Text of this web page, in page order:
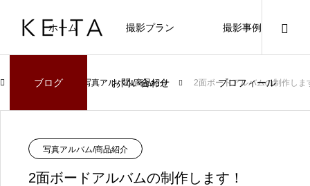
ホーム 撮影プラン 撮影事例
ブログ お問い合わせ プロフィール
ブログ 写真アルバム/商品紹介 2面ボードアルバムの制作しま
写真アルバム/商品紹介
2面ボードアルバムの制作します！